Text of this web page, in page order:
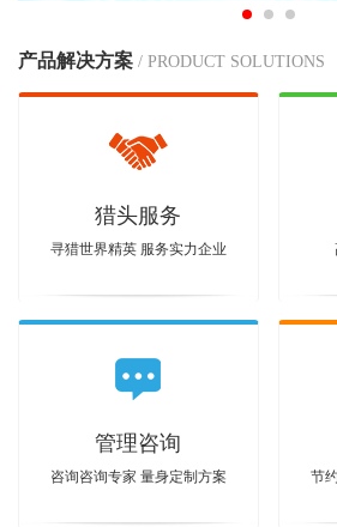
产品解决方案 / PRODUCT SOLUTIONS
猎头服务
寻猎世界精英 服务实力企业
管理咨询
咨询咨询专家 量身定制方案 节